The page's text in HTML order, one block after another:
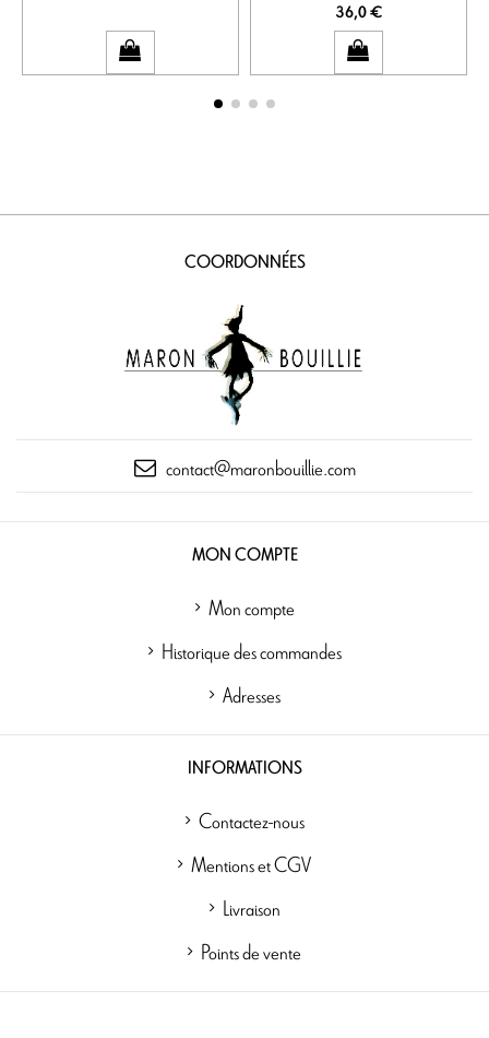
36,0 €
COORDONNÉES
contact@maronbouillie.com
MON COMPTE
Mon compte
Historique des commandes
Adresses
INFORMATIONS
Contactez-nous
Mentions et CGV
Livraison
Points de vente